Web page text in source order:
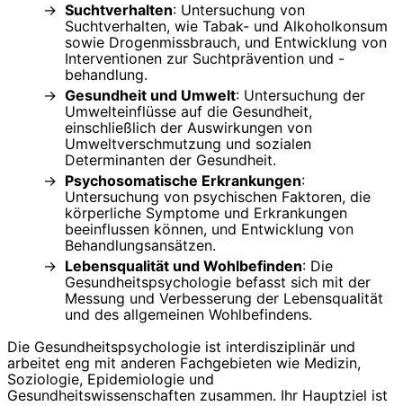
Suchtverhalten: Untersuchung von
Suchtverhalten, wie Tabak- und Alkoholkonsum
sowie Drogenmissbrauch, und Entwicklung von
Interventionen zur Suchtprävention und -
behandlung.
Gesundheit und Umwelt: Untersuchung der
Umwelteinflüsse auf die Gesundheit,
einschließlich der Auswirkungen von
Umweltverschmutzung und sozialen
Determinanten der Gesundheit.
Psychosomatische Erkrankungen:
Untersuchung von psychischen Faktoren, die
körperliche Symptome und Erkrankungen
beeinflussen können, und Entwicklung von
Behandlungsansätzen.
Lebensqualität und Wohlbefinden: Die
Gesundheitspsychologie befasst sich mit der
Messung und Verbesserung der Lebensqualität
und des allgemeinen Wohlbefindens.
Die Gesundheitspsychologie ist interdisziplinär und
arbeitet eng mit anderen Fachgebieten wie Medizin,
Soziologie, Epidemiologie und
Gesundheitswissenschaften zusammen. Ihr Hauptziel ist